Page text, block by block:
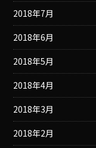
2018年7月
2018年6月
2018年5月
2018年4月
2018年3月
2018年2月